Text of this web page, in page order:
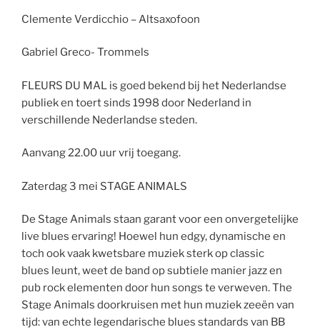
Clemente Verdicchio – Altsaxofoon
Gabriel Greco- Trommels
FLEURS DU MAL is goed bekend bij het Nederlandse
publiek en toert sinds 1998 door Nederland in
verschillende Nederlandse steden.
Aanvang 22.00 uur vrij toegang.
Zaterdag 3 mei STAGE ANIMALS
De Stage Animals staan garant voor een onvergetelijke
live blues ervaring! Hoewel hun edgy, dynamische en
toch ook vaak kwetsbare muziek sterk op classic
blues leunt, weet de band op subtiele manier jazz en
pub rock elementen door hun songs te verweven. The
Stage Animals doorkruisen met hun muziek zeeën van
tijd: van echte legendarische blues standards van BB